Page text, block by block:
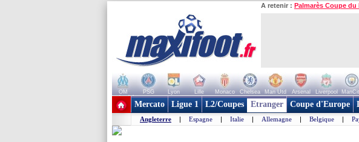
A retenir : Palmarès Coupe du
OM PSG Lyon Lille Monaco Chelsea Man Utd Arsenal Liverpool
+ de clubs
Mercato Ligue 1 L2/Coupes Etranger Coupe d'Europe
Angleterre | Espagne | Italie | Allemagne | Belgique |